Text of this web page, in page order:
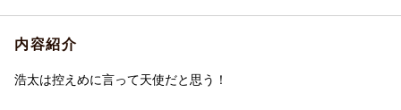
内容紹介
浩太は控えめに言って天使だと思う！